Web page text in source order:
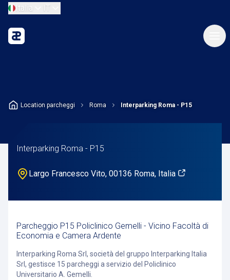
Italia IT
Location parcheggi Roma Interparking Roma - P15
Interparking Roma - P15
Largo Francesco Vito, 00136 Roma, Italia
Parcheggio P15 Policlinico Gemelli - Vicino Facoltà di
Economia e Camera Ardente
Interparking Roma Srl, società del gruppo Interparking Italia
Srl, gestisce 15 parcheggi a servizio del Policlinico
Universitario A. Gemelli.